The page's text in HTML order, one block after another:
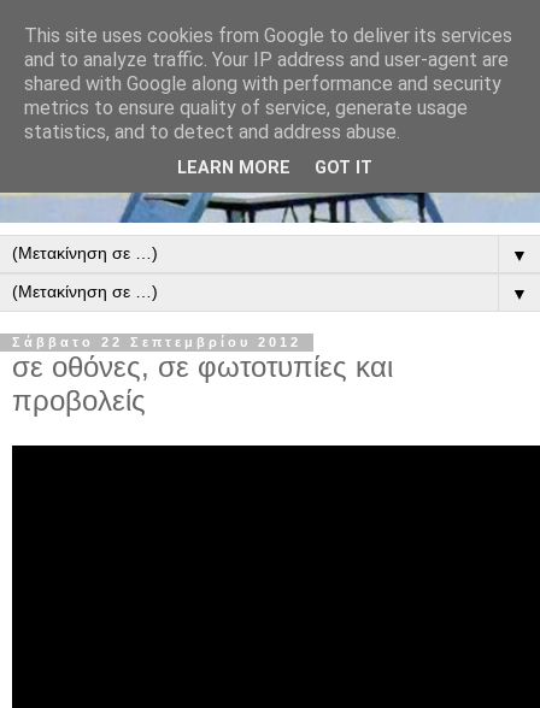
▼
▼
Σάββατο 22 Σεπτεμβρίου 2012
σε οθόνες, σε φωτοτυπίες και
προβολείς
This site uses cookies from Google to deliver its services
and to analyze traffic. Your IP address and user-agent are
shared with Google along with performance and security
metrics to ensure quality of service, generate usage
statistics, and to detect and address abuse.
LEARN MORE GOT IT